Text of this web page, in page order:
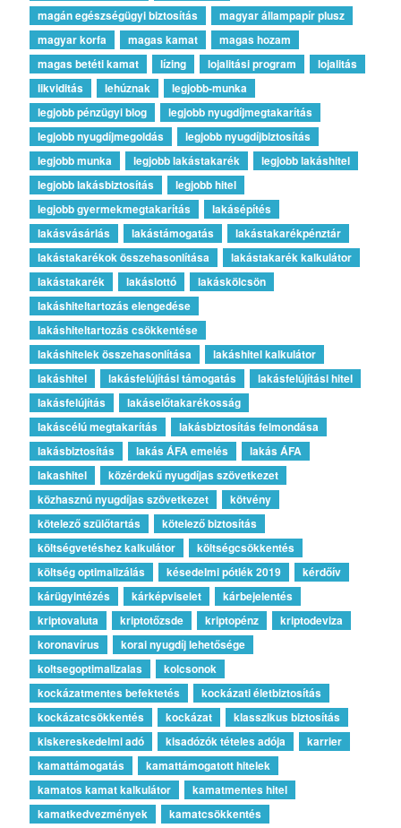
magán egészségügyi biztosítás
magyar állampapír plusz
magyar korfa
magas kamat
magas hozam
magas betéti kamat
lízing lojalitási program
lojalitás
likviditás
lehúznak
legjobb-munka
legjobb pénzügyi blog
legjobb nyugdíjmegtakarítás
legjobb nyugdíjmegoldás
legjobb nyugdíjbiztosítás
legjobb munka
legjobb lakástakarék
legjobb lakáshitel
legjobb lakásbiztosítás
legjobb hitel
legjobb gyermekmegtakarítás
lakásépítés
lakásvásárlás
lakástámogatás
lakástakarékpénztár
lakástakarékok összehasonlítása
lakástakarék kalkulátor
lakástakarék
lakáslottó
lakáskölcsön
lakáshiteltartozás elengedése
lakáshiteltartozás csökkentése
lakáshitelek összehasonlítása
lakáshitel kalkulátor
lakáshitel
lakásfelújítási támogatás
lakásfelújítási hitel
lakásfelújítás
lakáselőtakarékosság
lakáscélú megtakarítás
lakásbiztosítás felmondása
lakásbiztosítás
lakás ÁFA emelés
lakás ÁFA
lakashitel
közérdekű nyugdíjas szövetkezet
közhasznú nyugdíjas szövetkezet
kötvény
kötelező szülőtartás
kötelező biztosítás
költségvetéshez kalkulátor
költségcsökkentés
költség optimalizálás
késedelmi pótlék 2019
kérdőív
kárügyintézés
kárképviselet
kárbejelentés
kriptovaluta
kriptotőzsde kriptopénz
kriptodeviza
koronavírus
korai nyugdíj lehetősége
koltsegoptimalizalas
kolcsonok
kockázatmentes befektetés
kockázati életbiztosítás
kockázatcsökkentés
kockázat
klasszikus biztosítás
kiskereskedelmi adó
kisadózók tételes adója
karrier
kamattámogatás
kamattámogatott hitelek
kamatos kamat kalkulátor
kamatmentes hitel
kamatkedvezmények
kamatcsökkentés